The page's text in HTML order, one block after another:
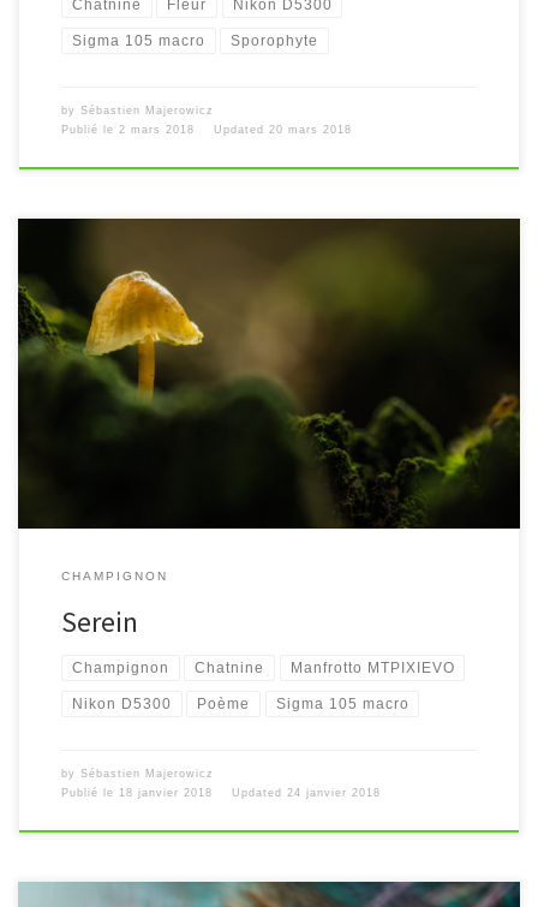
Chatnine Fleur Nikon D5300
Sigma 105 macro Sporophyte
by Sébastien Majerowicz
Publié le 2 mars 2018 Updated 20 mars 2018
[…]
CHAMPIGNON
Serein
Champignon Chatnine Manfrotto MTPIXIEVO
Nikon D5300 Poème Sigma 105 macro
by Sébastien Majerowicz
Publié le 18 janvier 2018 Updated 24 janvier 2018